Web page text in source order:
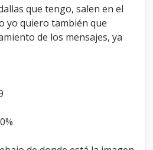
u
g
i
n
(
que tengo, salen en el
yo quiero también que
de los mensajes, ya